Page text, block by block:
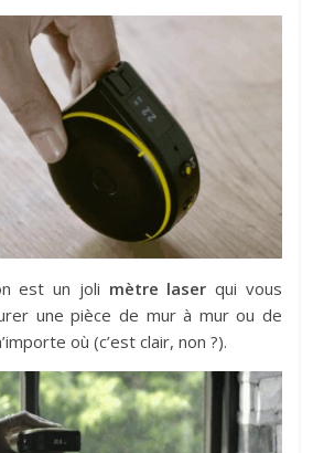
est un joli mètre laser qui vous
une pièce de mur à mur ou de
où (c’est clair, non ?).